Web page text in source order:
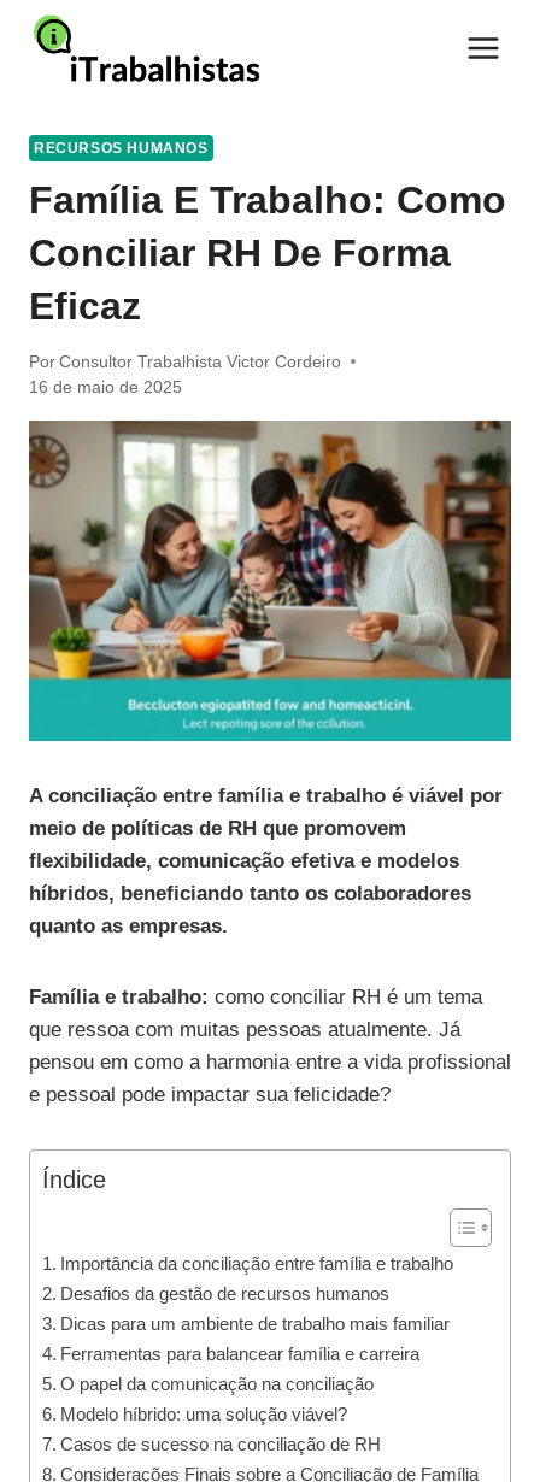
Pular
para
RECURSOS HUMANOS
Família E Trabalho: Como
Conciliar RH De Forma
Eficaz
Por Consultor Trabalhista Victor Cordeiro
16 de maio de 2025
A conciliação entre família e trabalho é viável por
meio de políticas de RH que promovem
flexibilidade, comunicação efetiva e modelos
híbridos, beneficiando tanto os colaboradores
quanto as empresas.
Família e trabalho: como conciliar RH é um tema
que ressoa com muitas pessoas atualmente. Já
pensou em como a harmonia entre a vida profissional
e pessoal pode impactar sua felicidade?
Índice
Importância da conciliação entre família e trabalho
Desafios da gestão de recursos humanos
Dicas para um ambiente de trabalho mais familiar
Ferramentas para balancear família e carreira
O papel da comunicação na conciliação
Modelo híbrido: uma solução viável?
Casos de sucesso na conciliação de RH
Considerações Finais sobre a Conciliação de Família